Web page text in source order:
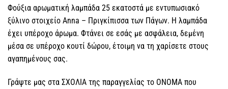
Φούξια αρωματική λαμπάδα 25 εκατοστά με εντυπωσιακό
ξύλινο στοιχείο Anna – Πριγκίπισσα των Πάγων. Η λαμπάδα
έχει υπέροχο άρωμα. Φτάνει σε εσάς με ασφάλεια, δεμένη
μέσα σε υπέροχο κουτί δώρου, έτοιμη να τη χαρίσετε στους
αγαπημένους σας.
Γράψτε μας στα ΣΧΟΛΙΑ της παραγγελίας το ΟΝΟΜΑ που